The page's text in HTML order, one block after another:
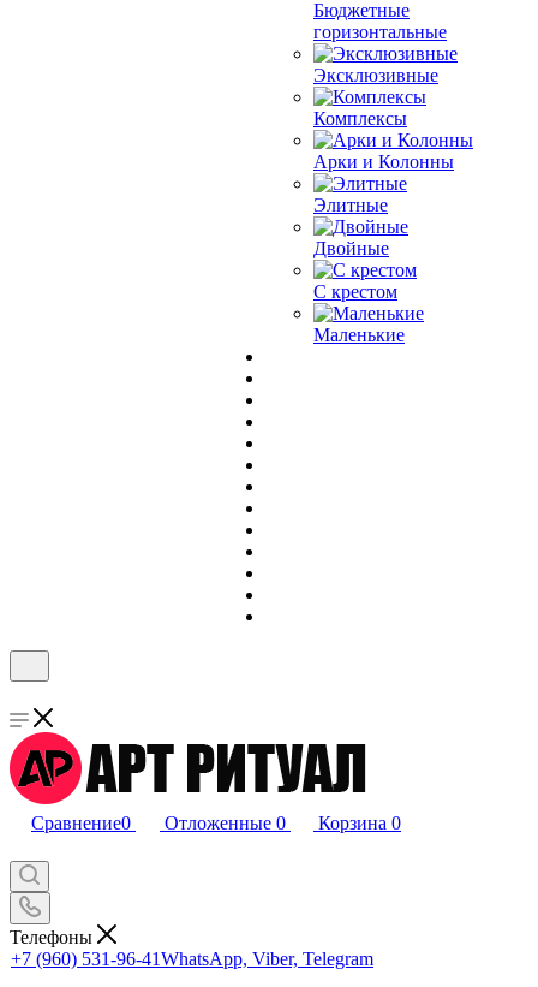
Бюджетные
горизонтальные
Эксклюзивные
Комплексы
Арки и Колонны
Элитные
Двойные
С крестом
Маленькие
Сравнение0 Отложенные 0 Корзина 0
Телефоны
+7 (960) 531-96-41WhatsApp, Viber, Telegram